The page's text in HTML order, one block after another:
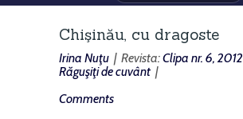
Chişinău, cu dragoste
Irina Nuţu | Revista:Clipa nr. 6, 2012
Răguşiţi de cuvânt |
Comments